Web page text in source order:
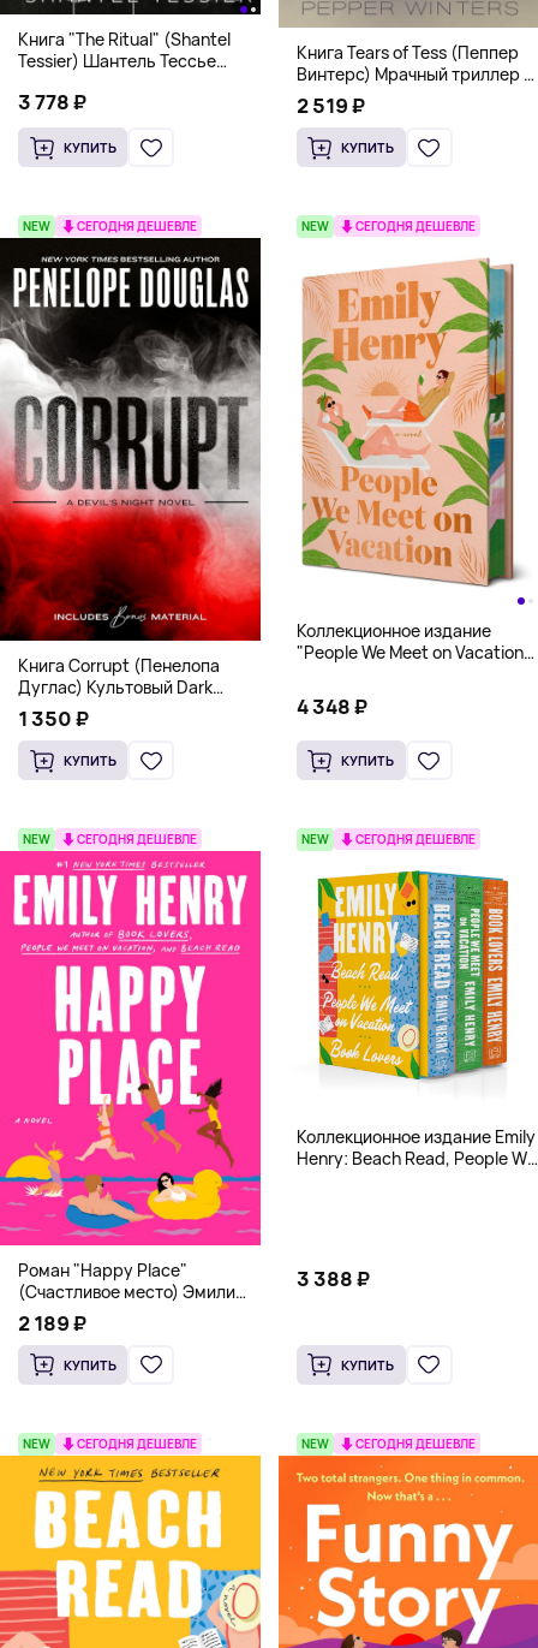
Книга "The Ritual" (Shantel
Tessier) Шантель Тессье
романс бестселлер (18+)
3 778 ₽
КУПИТЬ
Книга Tears of Tess (Пеппер
Винтерс) Мрачный триллер о
выживании и страсти (18+)
2 519 ₽
КУПИТЬ
NEW СЕГОДНЯ ДЕШЕВЛЕ
Книга Corrupt (Пенелопа
Дуглас) Культовый Dark
Romance бестселлер (18+)
1 350 ₽
КУПИТЬ
NEW СЕГОДНЯ ДЕШЕВЛЕ
Коллекционное издание
"People We Meet on Vacation"
Hardcover
4 348 ₽
КУПИТЬ
NEW СЕГОДНЯ ДЕШЕВЛЕ
Роман "Happy Place"
(Счастливое место) Эмили
Генри | Твердый переплет
2 189 ₽
КУПИТЬ
NEW СЕГОДНЯ ДЕШЕВЛЕ
Коллекционное издание Emily
Henry: Beach Read, People We
3 388 ₽
КУПИТЬ
NEW СЕГОДНЯ ДЕШЕВЛЕ NEW СЕГОДНЯ ДЕШЕВЛЕ